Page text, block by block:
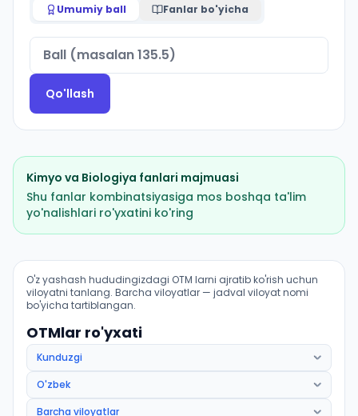
Umumiy ball Fanlar bo'yicha
Qo'llash
Kimyo va Biologiya fanlari majmuasi
Shu fanlar kombinatsiyasiga mos boshqa ta'lim
yo'nalishlari ro'yxatini ko'ring
Tibbiy profilaktika ishi (Termiz tumani): OTM lar
O'z yashash hududingizdagi OTM larni ajratib ko'rish uchun
viloyatni tanlang. Barcha viloyatlar — jadval viloyat nomi
bo'yicha tartiblangan.
OTMlar ro'yxati